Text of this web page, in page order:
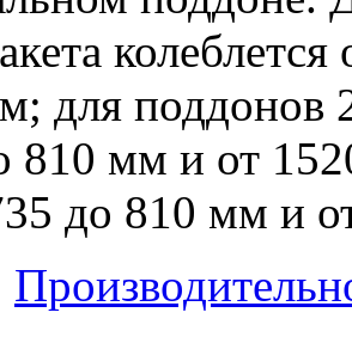
для поддонов
810 мм и от
до 810 мм и